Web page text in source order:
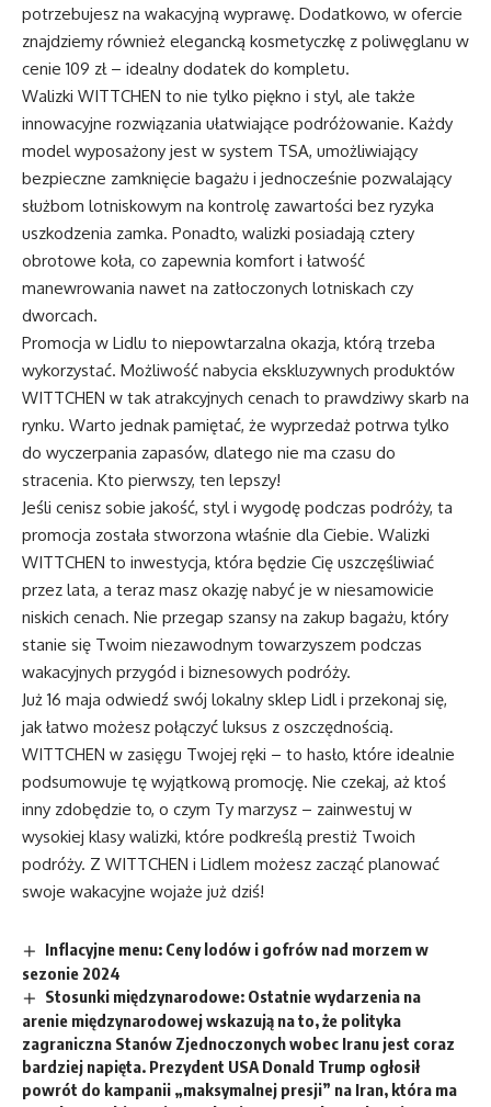
potrzebujesz na wakacyjną wyprawę. Dodatkowo, w ofercie
znajdziemy również elegancką kosmetyczkę z poliwęglanu w
cenie 109 zł – idealny dodatek do kompletu.
Walizki WITTCHEN to nie tylko piękno i styl, ale także
innowacyjne rozwiązania ułatwiające podróżowanie. Każdy
model wyposażony jest w system TSA, umożliwiający
bezpieczne zamknięcie bagażu i jednocześnie pozwalający
służbom lotniskowym na kontrolę zawartości bez ryzyka
uszkodzenia zamka. Ponadto, walizki posiadają cztery
obrotowe koła, co zapewnia komfort i łatwość
manewrowania nawet na zatłoczonych lotniskach czy
dworcach.
Promocja w Lidlu to niepowtarzalna okazja, którą trzeba
wykorzystać. Możliwość nabycia ekskluzywnych produktów
WITTCHEN w tak atrakcyjnych cenach to prawdziwy skarb na
rynku. Warto jednak pamiętać, że wyprzedaż potrwa tylko
do wyczerpania zapasów, dlatego nie ma czasu do
stracenia. Kto pierwszy, ten lepszy!
Jeśli cenisz sobie jakość, styl i wygodę podczas podróży, ta
promocja została stworzona właśnie dla Ciebie. Walizki
WITTCHEN to inwestycja, która będzie Cię uszczęśliwiać
przez lata, a teraz masz okazję nabyć je w niesamowicie
niskich cenach. Nie przegap szansy na zakup bagażu, który
stanie się Twoim niezawodnym towarzyszem podczas
wakacyjnych przygód i biznesowych podróży.
Już 16 maja odwiedź swój lokalny sklep Lidl i przekonaj się,
jak łatwo możesz połączyć luksus z oszczędnością.
WITTCHEN w zasięgu Twojej ręki – to hasło, które idealnie
podsumowuje tę wyjątkową promocję. Nie czekaj, aż ktoś
inny zdobędzie to, o czym Ty marzysz – zainwestuj w
wysokiej klasy walizki, które podkreślą prestiż Twoich
podróży. Z WITTCHEN i Lidlem możesz zacząć planować
swoje wakacyjne wojaże już dziś!
Inflacyjne menu: Ceny lodów i gofrów nad morzem w
sezonie 2024
Stosunki międzynarodowe: Ostatnie wydarzenia na
arenie międzynarodowej wskazują na to, że polityka
zagraniczna Stanów Zjednoczonych wobec Iranu jest coraz
bardziej napięta. Prezydent USA Donald Trump ogłosił
powrót do kampanii „maksymalnej presji” na Iran, która ma